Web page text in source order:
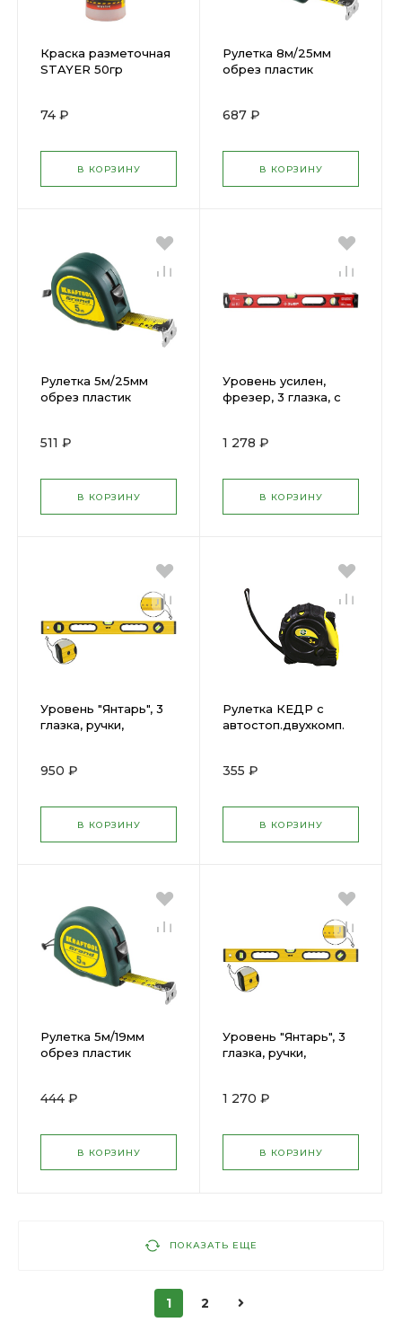
Краска разметочная
STAYER 50гр
74 ₽
В КОРЗИНУ
Рулетка 8м/25мм
обрез пластик
687 ₽
В КОРЗИНУ
Рулетка 5м/25мм
обрез пластик
511 ₽
В КОРЗИНУ
Уровень усилен,
фрезер, 3 глазка, с
1 278 ₽
В КОРЗИНУ
Уровень "Янтарь", 3
глазка, ручки,
грань, шкала 1200 мм
950 ₽
В КОРЗИНУ
Рулетка КЕДР с
автостоп.двухкомп.
355 ₽
В КОРЗИНУ
Рулетка 5м/19мм
обрез пластик
444 ₽
В КОРЗИНУ
Уровень "Янтарь", 3
глазка, ручки,
грань, шкала 1000 мм
1 270 ₽
В КОРЗИНУ
ПОКАЗАТЬ ЕЩЕ
1 2